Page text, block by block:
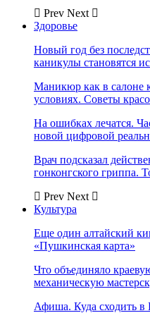
Prev Next
Здоровье
Новый год без
каникулы становятся
Маникюр как в салоне
условиях. Советы
На ошибках лечатся.
новой цифровой
Врач подсказал
гонконгского гриппа.
Prev Next
Культура
Еще один алтайский
«Пушкинская карта»
Что объединяло
механическую
Афиша. Куда сходить в